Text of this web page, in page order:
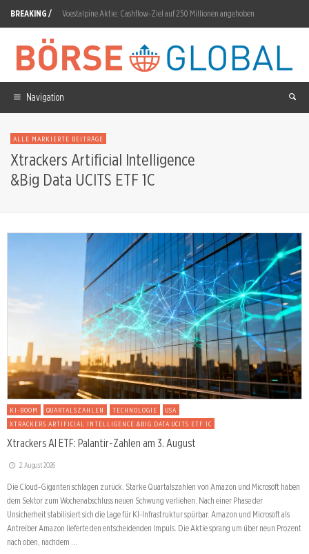
BREAKING / Voestalpine Aktie: Cashflow-Ziel auf 250 Millionen angehoben
Almonty Aktie: Umsatz springt 221 Prozent
Rolls-Royce Aktie: Ex-Dividende 6,0 Pence am 6. August
Kratos Defense Aktie: 7,41% Sprung nach Zahlen-Beat
Alphabet Aktie: 12,53 Prozent Wochengewinn trotz Kartellklagen
Deutz: GEREON-Serienproduktion in Ulm gestartet
Eli Lilly Aktie: Q2-Umsatz 22,97 Milliarden schlägt Konsens
Navigation
ALLE MARKIERTE BEITRÄGE
Xtrackers Artificial Intelligence
&Big Data UCITS ETF 1C
KI-BOOM QUARTALSZAHLEN TECHNOLOGIE
USA
XTRACKERS ARTIFICIAL INTELLIGENCE &BIG DATA UCITS ETF 1C
Xtrackers AI ETF: Palantir-Zahlen am 3. August
2. August 2026
Die Cloud-Giganten schlagen zurück. Starke Quartalszahlen von Amazon und Microsoft haben
dem Sektor zum Wochenabschluss neuen Schwung verliehen. Nach einer Phase der
Unsicherheit stabilisiert sich die Lage für KI-Infrastruktur spürbar. Amazon und Microsoft als
Antreiber Amazon lieferte den entscheidenden Impuls. Die Aktie sprang um über neun Prozent
nach oben, nachdem …